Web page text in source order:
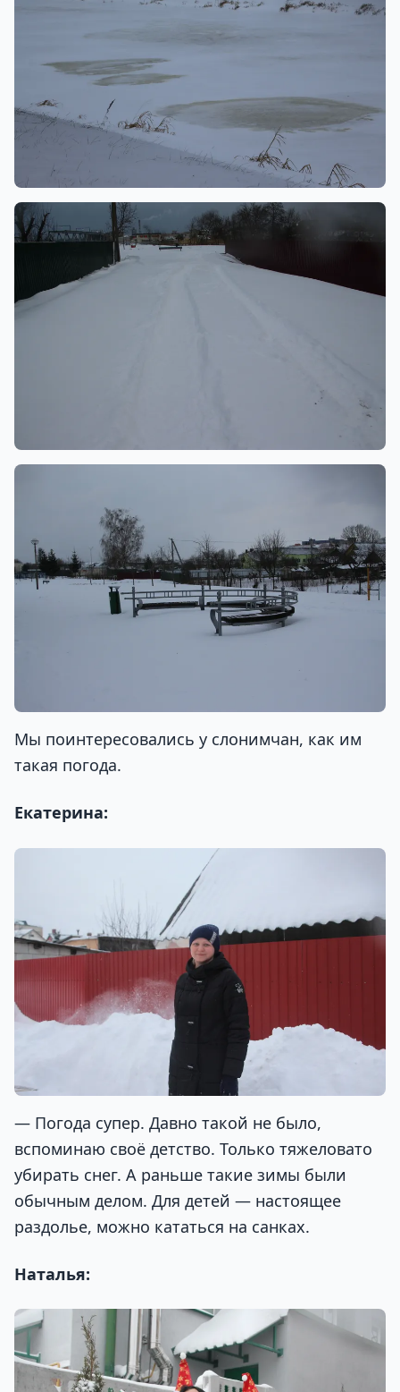
Мы поинтересовались у слонимчан, как им
такая погода.
Екатерина:
— Погода супер. Давно такой не было,
вспоминаю своё детство. Только тяжеловато
убирать снег. А раньше такие зимы были
обычным делом. Для детей — настоящее
раздолье, можно кататься на санках.
Наталья: